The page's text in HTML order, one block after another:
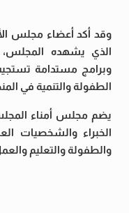
وقد أكد أعضاء مجلس
الذي يشهده المجلس،
وبرامج مستدامة
الطفولة والتنمية في
يضم مجلس أمناء
الخبراء والشخصيات
والطفولة والتعليم